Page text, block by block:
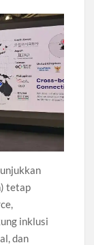
tetap
inklusi
dan